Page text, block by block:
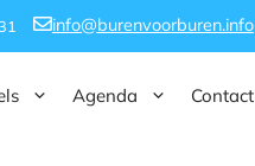
info@burenvoorburen.info
Agenda Contact